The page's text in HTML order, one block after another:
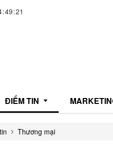
:49:22
ĐIỂM TIN
Thương mại